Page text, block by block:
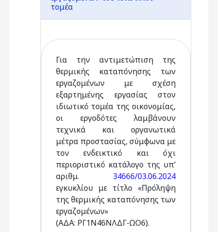
τομέα
Για την αντιμετώπιση της
θερμικής καταπόνησης των
εργαζομένων με σχέση
εξαρτημένης εργασίας στον
ιδιωτικό τομέα της οικονομίας,
οι εργοδότες λαμβάνουν
τεχνικά και οργανωτικά
μέτρα προστασίας, σύμφωνα με
τον ενδεικτικό και όχι
περιοριστικό κατάλογο της υπ’
αριθμ. 34666/03.06.2024
εγκυκλίου με τίτλο «Πρόληψη
της θερμικής καταπόνησης των
εργαζομένων»
(ΑΔΑ: ΡΓ1Ν46ΝΛΔΓ-ΩΟ6).